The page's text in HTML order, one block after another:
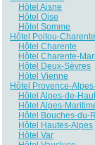
Hôtel Aisne
Hôtel Oise
Hôtel Somme
Hôtel Poitou-
Hôtel Charente
Hôtel Charente-
Hôtel Deux-Sèvres
Hôtel Vienne
Hôtel Provence-
Hôtel Alpes-de-
Hôtel Alpes-
Hôtel Bouches-du-
Hôtel Hautes-Alpes
Hôtel Var